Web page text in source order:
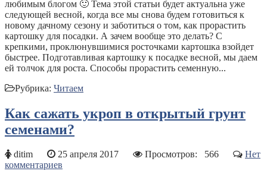
любимым блогом 🙂 Тема этой статьи будет актуальна уже
следующей весной, когда все мы снова будем готовиться к
новому дачному сезону и заботиться о том, как прорастить
картошку для посадки. А зачем вообще это делать? С
крепкими, проклюнувшимися росточками картошка взойдет
быстрее. Подготавливая картошку к посадке весной, мы даем
ей толчок для роста. Способы прорастить семенную...
Рубрика: Читаем
Как сажать укроп в открытый грунт
семенами?
ditim 25 апреля 2017 Просмотров: 566
Нет
комментариев